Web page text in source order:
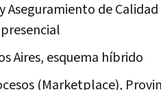
de Calidad
Aires, esquema híbrido
(Marketplace),